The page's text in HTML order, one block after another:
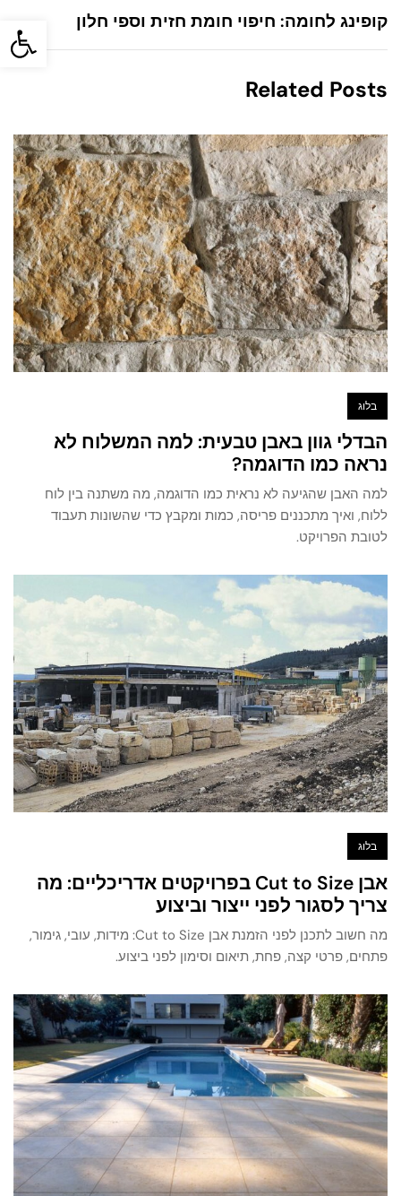
פתח קופינג לחומה: חיפוי חומת חזית וספי חלון
Related Posts
בלוג
הבדלי גוון באבן טבעית: למה המשלוח לא
נראה כמו הדוגמה?
למה האבן שהגיעה לא נראית כמו הדוגמה, מה משתנה בין לוח
ללוח, ואיך מתכננים פריסה, כמות ומקבץ כדי שהשונות תעבוד
לטובת הפרויקט.
בלוג
אבן Cut to Size בפרויקטים אדריכליים: מה
צריך לסגור לפני ייצור וביצוע
מה חשוב לתכנן לפני הזמנת אבן Cut to Size: מידות, עובי, גימור,
פתחים, פרטי קצה, פחת, תיאום וסימון לפני ביצוע.